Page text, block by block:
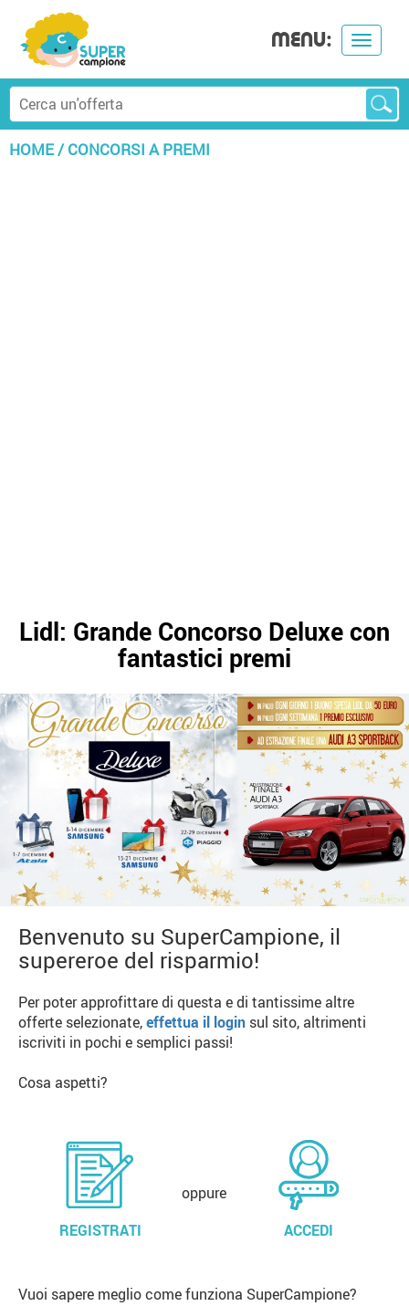
Toggle
MENU:
HOME/CONCORSI A PREMI
Lidl: Grande Concorso Deluxe con
fantastici premi
Benvenuto su SuperCampione, il
supereroe del risparmio!
Per poter approfittare di questa e di tantissime altre
offerte selezionate,effettua il login sul sito, altrimenti
iscriviti in pochi e semplici passi!
Cosa aspetti?
REGISTRATI
oppure
ACCEDI
Vuoi sapere meglio come funziona SuperCampione?